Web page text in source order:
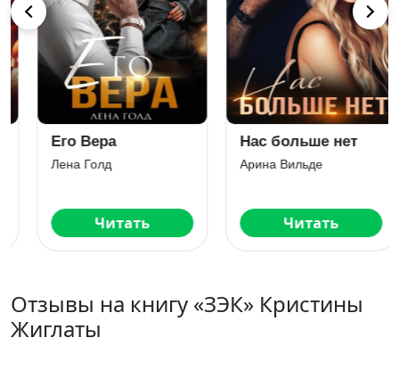
Его Вера
Лена Голд
Читать
Нас больше нет
Арина Вильде
Читать
Отзывы на книгу «ЗЭК» Кристины
Жиглаты